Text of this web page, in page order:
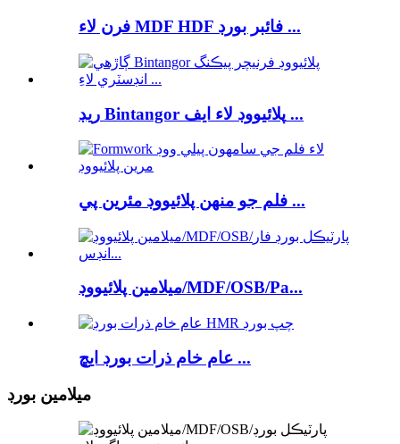
فرن لاء MDF HDF فائبر بورڊ ...
ريڊ Bintangor پلائيووڊ لاء ايف ...
فلم جو منهن پلائيووڊ مئرين پي ...
ميلامين پلائيووڊ/MDF/OSB/Pa...
عام خام ذرات بورڊ ايڇ ...
ميلامين بورڊ